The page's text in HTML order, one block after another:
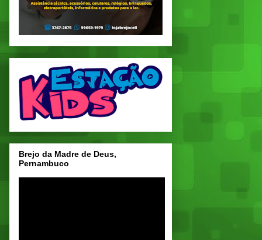
Brejo da Madre de Deus,
Pernambuco